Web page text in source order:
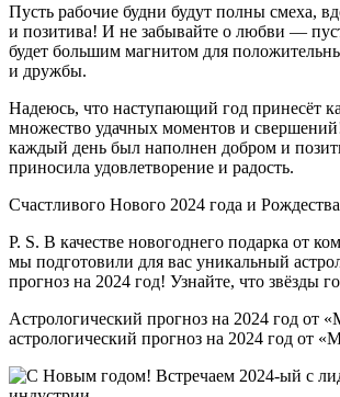
Пусть рабочие будни будут полны смеха,
и позитива! И не забывайте о любви —
будет большим магнитом для
и дружбы.
Надеюсь, что наступающий год принесёт
множество удачных моментов и
каждый день был наполнен добром и
приносила удовлетворение и радость.
Счастливого Нового 2024 года и
P. S. В качестве новогоднего подарка от
мы подготовили для вас уникальный
прогноз на 2024 год! Узнайте, что звёзды
Астрологический прогноз на 2024 год от
астрологический прогноз на 2024 год от